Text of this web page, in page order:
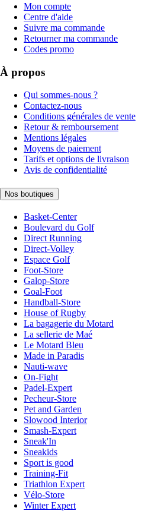
Mon compte
Centre d'aide
Suivre ma commande
Retourner ma commande
Codes promo
À propos
Qui sommes-nous ?
Contactez-nous
Conditions générales de vente
Retour & remboursement
Mentions légales
Moyens de paiement
Tarifs et options de livraison
Avis de confidentialité
Nos boutiques
Basket-Center
Boulevard du Golf
Direct Running
Direct-Volley
Espace Golf
Foot-Store
Galop-Store
Goal-Foot
Handball-Store
House of Rugby
La bagagerie du Motard
La sellerie de Maé
Le Motard Bleu
Made in Paradis
Nauti-wave
On-Fight
Padel-Expert
Pecheur-Store
Pet and Garden
Slowood Interior
Smash-Expert
Sneak'In
Sneakids
Sport is good
Training-Fit
Triathlon Expert
Vélo-Store
Winter Expert